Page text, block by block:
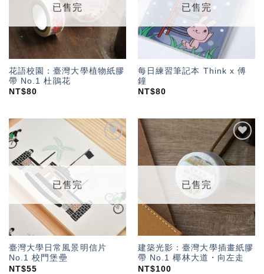
已售完
花語校園：臺灣大學植物紙膠
帶 No.1 杜鵑花
NT$80
已售完
每日練習筆記本 Think x 傅
鐘
NT$80
加入
「願
望輕
已售完
臺灣大學日常風景明信片
No.1 校門堡壘
NT$55
加入
望輕
已售完
建築光影：臺灣大學插畫紙膠
帶 No.1 椰林大道・向左走
NT$100